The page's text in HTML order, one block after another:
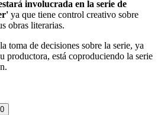
involucrada en la serie de
ya que tiene control creativo sobre
obras literarias.
toma de decisiones sobre la serie, ya
productora, está coproduciendo la serie
0